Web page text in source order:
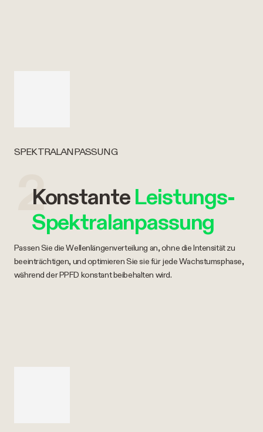
SPEKTRALANPASSUNG
2
Konstante Leistungs-
Spektralanpassung
Passen Sie die Wellenlängenverteilung an, ohne die Intensität zu
beeinträchtigen, und optimieren Sie sie für jede Wachstumsphase,
während der PPFD konstant beibehalten wird.